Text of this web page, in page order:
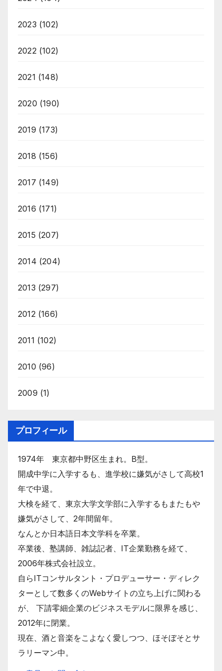
2023 (102)
2022 (102)
2021 (148)
2020 (190)
2019 (173)
2018 (156)
2017 (149)
2016 (171)
2015 (207)
2014 (204)
2013 (297)
2012 (166)
2011 (102)
2010 (96)
2009 (1)
プロフィール
1974年 東京都中野区生まれ。B型。
開成中学に入学するも、進学校に嫌気がさして高校1
年で中退。
大検を経て、東京大学文学部に入学するもまたもや
嫌気がさして、2年間留年。
なんとか日本語日本文学科を卒業。
卒業後、塾講師、雑誌記者、IT企業勤務を経て、
2006年株式会社設立。
自らITコンサルタント・プロデューサー・ディレク
ターとして数多くのWebサイトの立ち上げに関わる
が、 下請零細企業のビジネスモデルに限界を感じ、
2012年に閉業。
現在、酒と音楽をこよなく愛しつつ、ほそぼそとサ
ラリーマン中。